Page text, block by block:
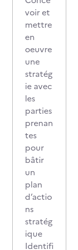
voir et
mettre
en
oeuvre
une
stratég
ie avec
les
parties
prenan
tes
pour
bâtir
un
plan
d’actio
ns
stratég
ique
Identifi